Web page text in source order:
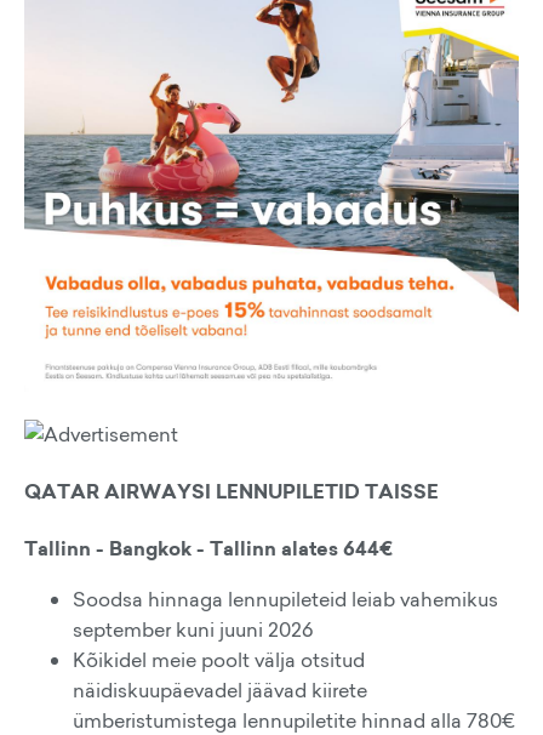
QATAR AIRWAYSI LENNUPILETID TAISSE
Tallinn - Bangkok - Tallinn alates 644€
Soodsa hinnaga lennupileteid leiab vahemikus
september kuni juuni 2026
Kõikidel meie poolt välja otsitud
näidiskuupäevadel jäävad kiirete
ümberistumistega lennupiletite hinnad alla 780€